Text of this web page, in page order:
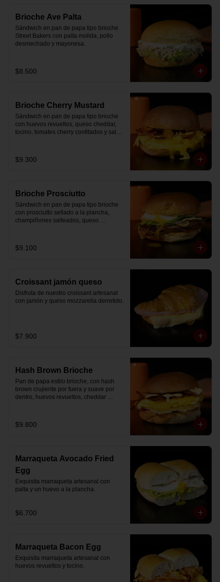
Brioche Ave Palta
Sándwich en pan de papa tipo brioche
Street Bakers con palta molida, pollo
desmechado y mayonesa.
$8.500
Brioche Cherry Mustard
Sándwich en pan de papa tipo brioche
con huevos revueltos, queso cheddar,
tocino, tomates cherry confitados y salsa
$9.300
Brioche Prosciutto
Sándwich en pan de papa tipo brioche
con prosciutto sellado a la plancha,
champiñones salteados, queso
$9.100
Croissant jamón queso
Disfruta de nuestro croissant artesanal
con jamón y queso mozzarella derretido.
$7.900
Hash Brown Brioche
Pan de papa estilo brioche, con hash
brown crujiente por fuera y suave por
dentro, huevos revueltos, cheddar
partir el día en modo desayuno buffet.
$9.800
Marraqueta Avocado Fried
Egg
Exquisita marraqueta artesanal con
palta y un huevo a la plancha.
$6.700
Marraqueta Bacon Egg
Exquisita marraqueta artesanal con
huevos revueltos y tocino.